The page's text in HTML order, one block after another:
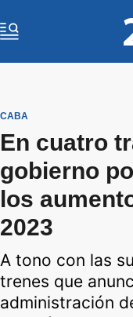
CABA
En cuatro
gobierno
los
2023
A tono con las
trenes que
administración